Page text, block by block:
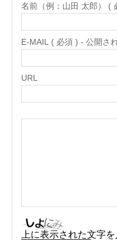
名前（例：山田 太郎） (
E-MAIL ( 必須 ) - 公開さ
URL
上に表示された文字